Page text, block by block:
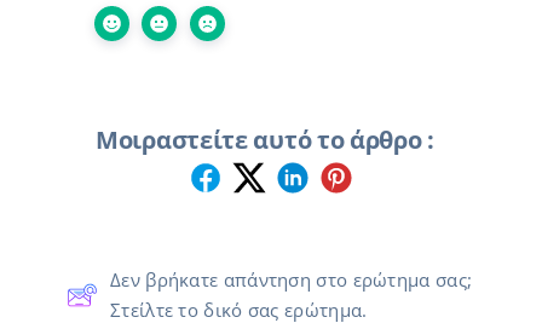
Μοιραστείτε αυτό το άρθρο :
Δεν βρήκατε απάντηση στο ερώτημα σας;
Στείλτε το δικό σας ερώτημα.